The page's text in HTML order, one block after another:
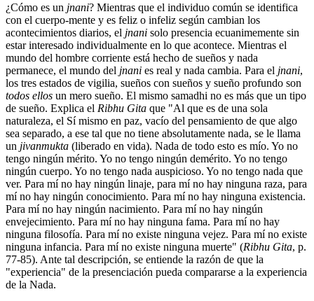
¿Cómo es un jnani? Mientras que el individuo común se identifica
con el cuerpo-mente y es feliz o infeliz según cambian los
acontecimientos diarios, el jnani solo presencia ecuanimemente sin
estar interesado individualmente en lo que acontece. Mientras el
mundo del hombre corriente está hecho de sueños y nada
permanece, el mundo del jnani es real y nada cambia. Para el jnani,
los tres estados de vigilia, sueños con sueños y sueño profundo son
todos ellos un mero sueño. El mismo samadhi no es más que un tipo
de sueño. Explica el Ribhu Gita que "Al que es de una sola
naturaleza, el Sí mismo en paz, vacío del pensamiento de que algo
sea separado, a ese tal que no tiene absolutamente nada, se le llama
un jivanmukta (liberado en vida). Nada de todo esto es mío. Yo no
tengo ningún mérito. Yo no tengo ningún demérito. Yo no tengo
ningún cuerpo. Yo no tengo nada auspicioso. Yo no tengo nada que
ver. Para mí no hay ningún linaje, para mí no hay ninguna raza, para
mí no hay ningún conocimiento. Para mí no hay ninguna existencia.
Para mí no hay ningún nacimiento. Para mí no hay ningún
envejecimiento. Para mí no hay ninguna fama. Para mí no hay
ninguna filosofía. Para mí no existe ninguna vejez. Para mí no existe
ninguna infancia. Para mí no existe ninguna muerte" (Ribhu Gita, p.
77-85). Ante tal descripción, se entiende la razón de que la
"experiencia" de la presenciación pueda compararse a la experiencia
de la Nada.